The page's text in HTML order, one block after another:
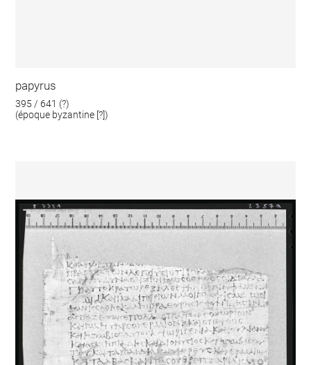
papyrus
395 / 641 (?)
(époque byzantine [?])